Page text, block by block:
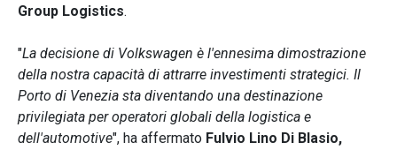
Group Logistics.
"La decisione di Volkswagen è l'ennesima dimostrazione
della nostra capacità di attrarre investimenti strategici. Il
Porto di Venezia sta diventando una destinazione
privilegiata per operatori globali della logistica e
dell'automotive", ha affermato Fulvio Lino Di Blasio,